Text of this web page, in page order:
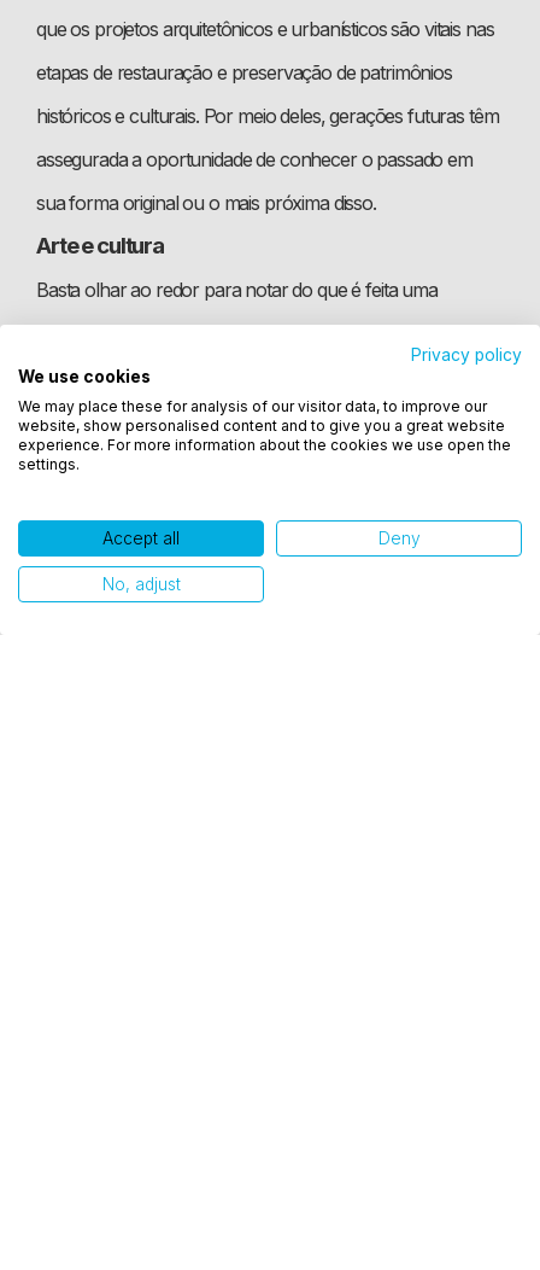
Utilizamos cookies para oferecer melhor
experiência, melhorar o desempenho, analisar
como você interage em nosso site e personalizar
conteúdo. Ao utilizar este site, você concorda com
Ok, entendi!
que os projetos arquitetônicos e urbanísticos são vitais nas
etapas de restauração e preservação de patrimônios
históricos e culturais. Por meio deles, gerações futuras têm
assegurada a oportunidade de conhecer o passado em
sua forma original ou o mais próxima disso.
Arte e cultura
Basta olhar ao redor para notar do que é feita uma
sobrevive sem arte e cultura. Além de abrigar um enorme
contingente de profissionais, esses setores propiciam
momentos de lazer, entretenimento e reflexão sobre o
para o aspecto financeiro, já que arte e cultura também
movimentam o mercado econômico de qualquer país. O
Privacy policy
We use cookies
We may place these for analysis of our visitor data, to improve our
website, show personalised content and to give you a great website
experience. For more information about the cookies we use open the
settings.
Accept all Deny
No, adjust